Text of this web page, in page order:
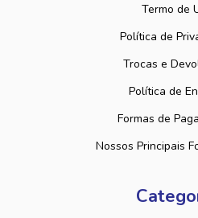
Termo de
Política de
Trocas e
Política de
Formas de
Nossos Principais